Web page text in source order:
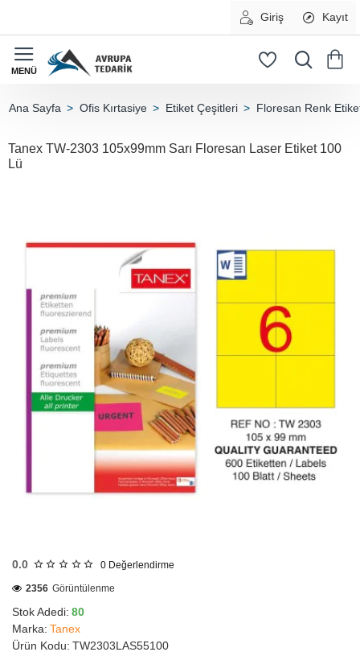
Giriş Kayıt
Ofis Kırtasiye Etiket Çeşitleri Floresan Renk
Tanex TW-2303 105x99mm Sarı Floresan Laser Etiket 100
Lü
0.0 0 Değerlendirme
Stok Adedi: 80
Marka: Tanex
Ürün Kodu: TW2303LAS55100
2356 Görüntülenme